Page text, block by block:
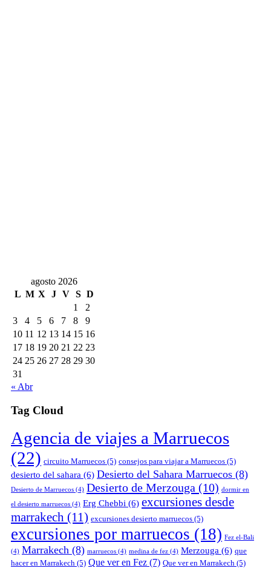
agosto 2026
L M X J V S D
1
2
3
4 5 6 7 8
9
10 11 12 13 14 15 16
17 18 19 20 21 22 23
24 25 26 27 28 29 30
31
« Abr
Tag Cloud
Agencia de viajes a Marruecos
(22) circuito Marruecos (5) consejos para viajar a Marruecos (5)
desierto del sahara (6) Desierto del Sahara Marruecos (8)
Desierto de Marruecos (4) Desierto de Merzouga (10) dormir en
el desierto marruecos (4) Erg Chebbi (6) excursiones desde
marrakech (11) excursiones desierto marruecos (5)
excursiones por marruecos (18) Fez el-Bali
(4) Marrakech (8) marruecos (4) medina de fez (4) Merzouga (6) que
hacer en Marrakech (5) Que ver en Fez (7) Que ver en Marrakech (5)